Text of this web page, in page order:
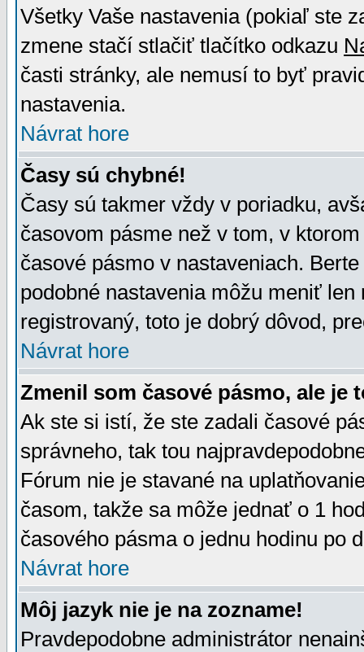
Všetky Vaše nastavenia (pokiaľ ste
zmene stačí stlačiť tlačítko odkazu
časti stránky, ale nemusí to byť
nastavenia.
Návrat hore
Časy sú chybné!
Časy sú takmer vždy v poriadku,
časovom pásme než v tom, v
časové pásmo v nastaveniach.
podobné nastavenia môžu meniť
registrovaný, toto je dobrý dôvod,
Návrat hore
Zmenil som časové pásmo, ale je
Ak ste si istí, že ste zadali časové
správneho, tak tou
Fórum nie je stavané na
časom, takže sa môže jednať o 1
časového pásma o jednu hodinu po
Návrat hore
Môj jazyk nie je na zozname!
Pravdepodobne administrátor